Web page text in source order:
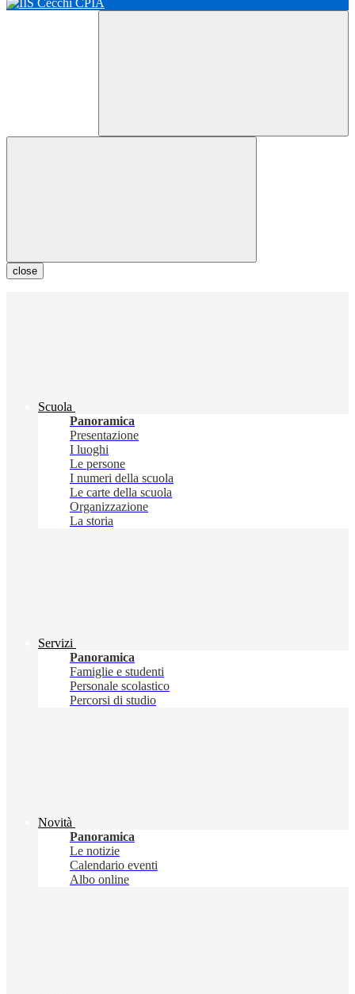
close
Scuola
Panoramica
Presentazione
I luoghi
Le persone
I numeri della scuola
Le carte della scuola
Organizzazione
La storia
Servizi
Panoramica
Famiglie e studenti
Personale scolastico
Percorsi di studio
Novità
Panoramica
Le notizie
Calendario eventi
Albo online